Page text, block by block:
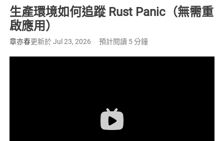
文件
試用 OpenResty XRay
生產環境如何追蹤 Rust Panic（無需重
啟應用）
章亦春更新於 Jul 23, 2026 預計閱讀 5 分鐘